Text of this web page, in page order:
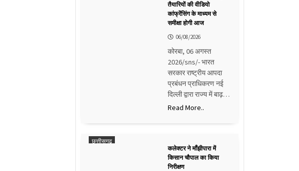
तैयारियों की वीडियो
कांफ्रेंसिंग के माध्यम से
समीक्षा होगी आज
06/08/2026
कोरबा, 06 अगस्त
2026/sns/- भारत
सरकार राष्ट्रीय आपदा
प्रबंधन प्राधिकरण नई
दिल्ली द्वारा राज्य में बाढ़…
Read More..
छत्तीसगढ़
कलेक्टर ने माँझीपारा में
किसान चौपाल का किया
निरीक्षण